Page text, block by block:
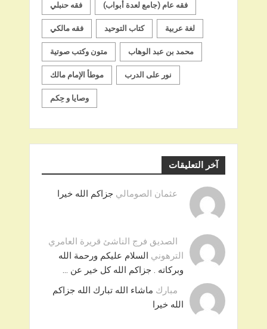
فقه حنبلي فقه عام (جامع لعدة أبواب)
فقه مالكي كتاب التوحيد لغة عربية
متون وكتب صوتية محمد بن عبد الوهاب
موطأ الإمام مالك نور على الدرب
وصايا و حِكم
آخر التعليقات
عثمان الصومالي جزاكم الله خيرا
الصديق فرج الناشئ قريرة العامري
الترهوني السلام عليكم ورحمة الله
وبركاته . جزاكم الله كل خير عن …
مبارك ماشاء الله تبارك الله جزاكم
الله خيرا